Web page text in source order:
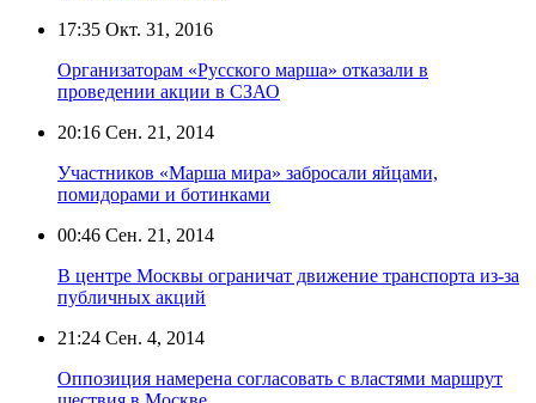
17:35 Окт. 31, 2016
Организаторам «Русского марша» отказали в
проведении акции в СЗАО
20:16 Сен. 21, 2014
Участников «Марша мира» забросали яйцами,
помидорами и ботинками
00:46 Сен. 21, 2014
В центре Москвы ограничат движение транспорта из-за
публичных акций
21:24 Сен. 4, 2014
Оппозиция намерена согласовать с властями маршрут